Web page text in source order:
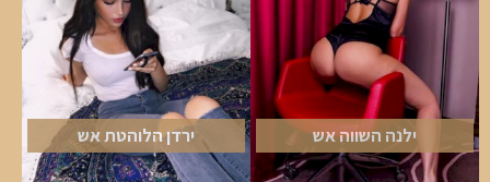
ילנה השווה אש ירדן הלוהטת אש